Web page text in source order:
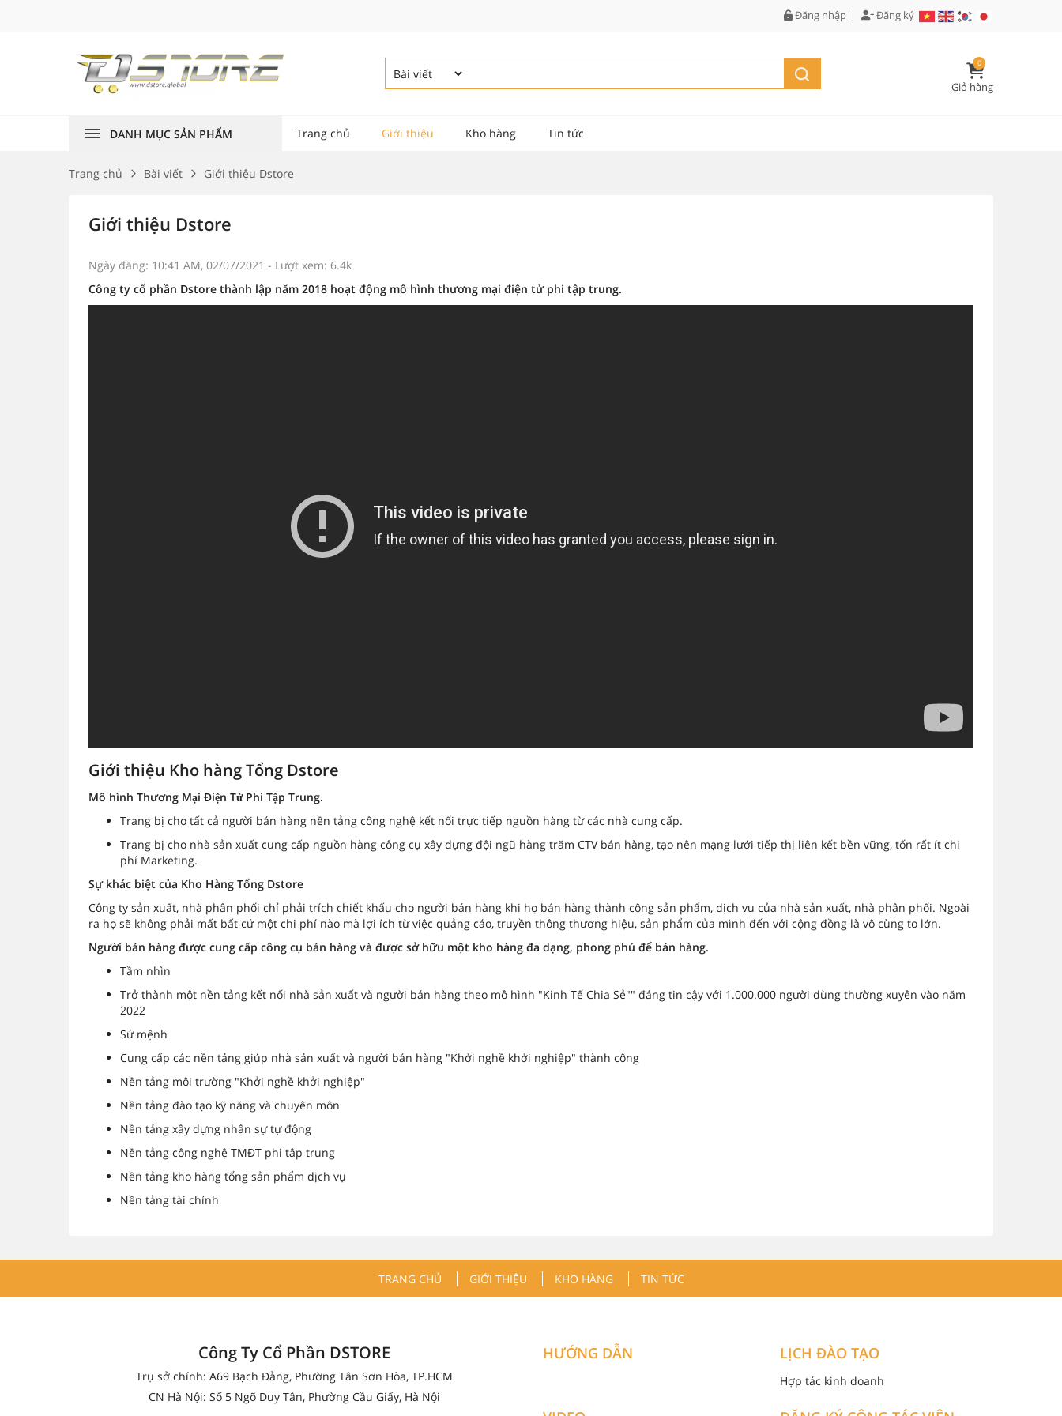
Đăng nhập Đăng ký
0
Giỏ hàng
Trang chủ Giới thiệu Kho hàng Tin tức
DANH MỤC SẢN PHẨM
Trang chủ Bài viết Giới thiệu Dstore
Giới thiệu Dstore
Ngày đăng: 10:41 AM, 02/07/2021 - Lượt xem: 6.4k
Công ty cổ phần Dstore thành lập năm 2018 hoạt động mô hình thương mại điện tử phi tập trung.
Giới thiệu Kho hàng Tổng Dstore
Mô hình Thương Mại Điện Tử Phi Tập Trung.
Trang bị cho tất cả người bán hàng nền tảng công nghệ kết nối trực tiếp nguồn hàng từ các nhà cung cấp.
Trang bị cho nhà sản xuất cung cấp nguồn hàng công cụ xây dựng đội ngũ hàng trăm CTV bán hàng, tạo nên mạng lưới tiếp thị liên kết bền vững, tốn rất ít chi
phí Marketing.
Sự khác biệt của Kho Hàng Tổng Dstore
Công ty sản xuất, nhà phân phối chỉ phải trích chiết khấu cho người bán hàng khi họ bán hàng thành công sản phẩm, dịch vụ của nhà sản xuất, nhà phân phối. Ngoài
ra họ sẽ không phải mất bất cứ một chi phí nào mà lợi ích từ việc quảng cáo, truyền thông thương hiệu, sản phẩm của mình đến với cộng đồng là vô cùng to lớn.
Người bán hàng được cung cấp công cụ bán hàng và được sở hữu một kho hàng đa dạng, phong phú để bán hàng.
Tầm nhìn
Trở thành một nền tảng kết nối nhà sản xuất và người bán hàng theo mô hình "Kinh Tế Chia Sẻ"" đáng tin cậy với 1.000.000 người dùng thường xuyên vào năm
2022
Sứ mệnh
Cung cấp các nền tảng giúp nhà sản xuất và người bán hàng "Khởi nghề khởi nghiệp" thành công
Nền tảng môi trường "Khởi nghề khởi nghiệp"
Nền tảng đào tạo kỹ năng và chuyên môn
Nền tảng xây dựng nhân sự tự động
Nền tảng công nghệ TMĐT phi tập trung
Nền tảng kho hàng tổng sản phẩm dịch vụ
Nền tảng tài chính
TRANG CHỦ GIỚI THIỆU KHO HÀNG TIN TỨC
Công Ty Cổ Phần DSTORE
Trụ sở chính: A69 Bạch Đằng, Phường Tân Sơn Hòa, TP.HCM
CN Hà Nội: Số 5 Ngõ Duy Tân, Phường Cầu Giấy, Hà Nội
HƯỚNG DẪN LỊCH ĐÀO TẠO
Hợp tác kinh doanh